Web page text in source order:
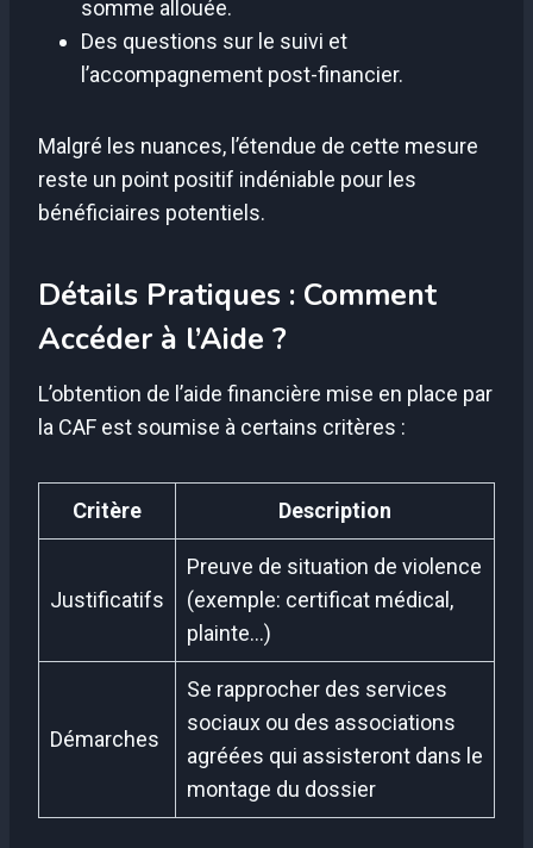
somme allouée.
Des questions sur le suivi et
l’accompagnement post-financier.
Malgré les nuances, l’étendue de cette mesure
reste un point positif indéniable pour les
bénéficiaires potentiels.
Détails Pratiques : Comment
Accéder à l’Aide ?
L’obtention de l’aide financière mise en place par
la CAF est soumise à certains critères :
Critère Description
Justificatifs
Preuve de situation de violence
(exemple: certificat médical,
plainte…)
Démarches
Se rapprocher des services
sociaux ou des associations
agréées qui assisteront dans le
montage du dossier